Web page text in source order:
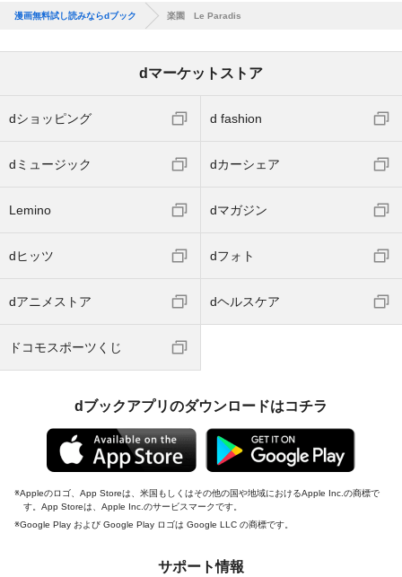
漫画無料試し読みならdブック 楽園 Le Paradis
dマーケットストア
dショッピング d fashion
dミュージック dカーシェア
Lemino dマガジン
dヒッツ dフォト
dアニメストア dヘルスケア
ドコモスポーツくじ
dブックアプリのダウンロードはコチラ
Appleのロゴ、App Storeは、米国もしくはその他の国や地域におけるApple Inc.の商標で
す。App Storeは、Apple Inc.のサービスマークです。
Google Play および Google Play ロゴは Google LLC の商標です。
サポート情報